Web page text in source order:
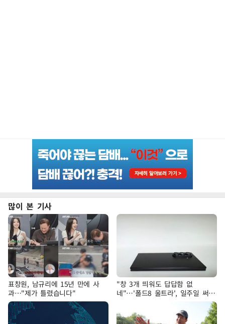
많이 본 기사
표창원, 남규리에 15년 만에 사
과…"제가 틀렸습니다"
"창 3개 띄워도 답답함 없
네"…'폴드8 울트라', 일주일 써보